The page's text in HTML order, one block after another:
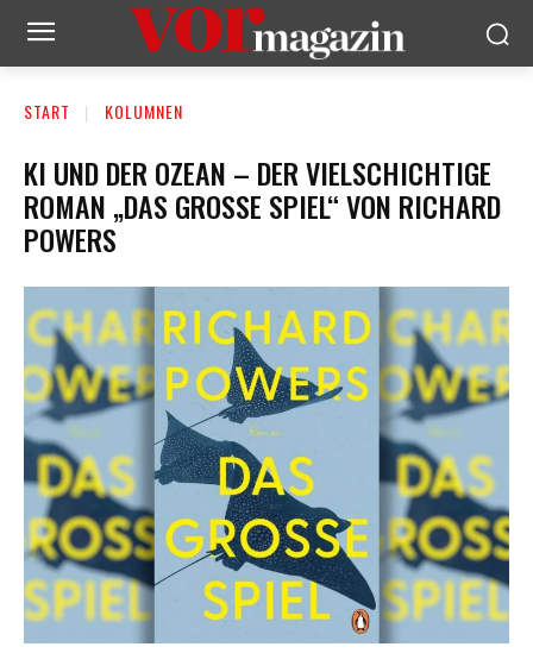
START KOLUMNEN
KI UND DER OZEAN – DER VIELSCHICHTIGE
ROMAN „DAS GROSSE SPIEL“ VON RICHARD P
OWERS